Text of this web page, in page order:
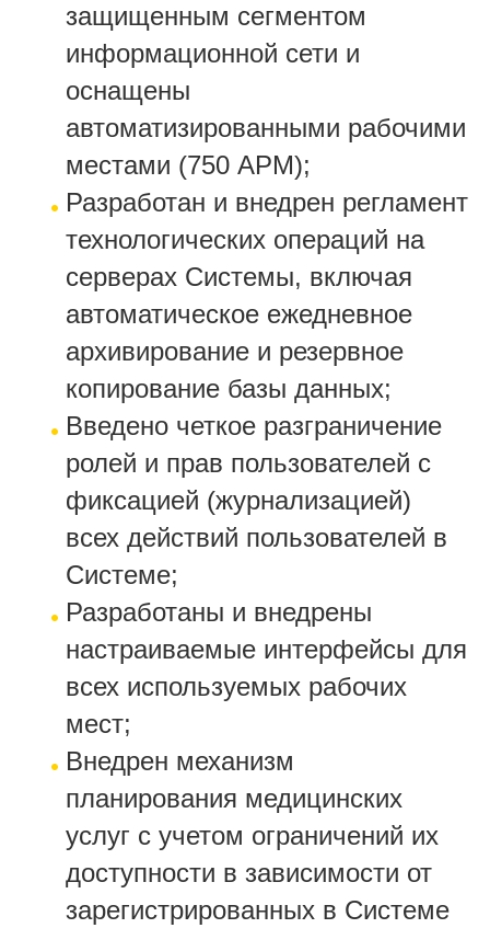
защищенным сегментом
информационной сети и
оснащены
автоматизированными рабочими
местами (750 АРМ);
Разработан и внедрен регламент
технологических операций на
серверах Системы, включая
автоматическое ежедневное
архивирование и резервное
копирование базы данных;
Введено четкое разграничение
ролей и прав пользователей с
фиксацией (журнализацией)
всех действий пользователей в
Системе;
Разработаны и внедрены
настраиваемые интерфейсы для
всех используемых рабочих
мест;
Внедрен механизм
планирования медицинских
услуг с учетом ограничений их
доступности в зависимости от
зарегистрированных в Системе